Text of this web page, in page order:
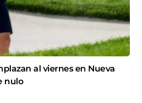
al viernes en Nueva
nulo